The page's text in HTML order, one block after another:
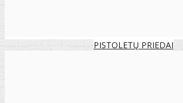
PISTOLETŲ PRIEDAI